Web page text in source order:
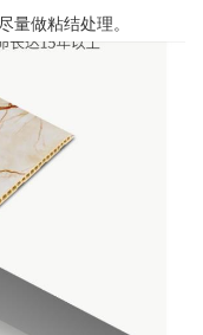
量做粘结处理。